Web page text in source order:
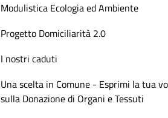
Modulistica Ecologia ed Ambiente
Progetto Domiciliarità 2.0
I nostri caduti
Una scelta in Comune - Esprimi la tua
sulla Donazione di Organi e Tessuti